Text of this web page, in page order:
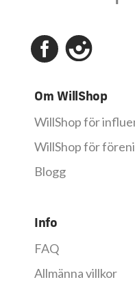
Om WillShop
WillShop för
WillShop för
Blogg
Info
FAQ
Allmänna villkor